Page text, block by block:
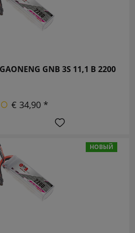
GNB 3S 11,1 В 2200
€ 34,90 *
НОВЫЙ